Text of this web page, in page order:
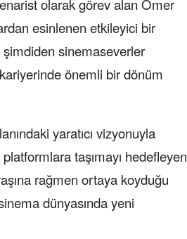
olarak görev alan Ömer
esinlenen etkileyici bir
şimdiden sinemaseverler
önemli bir dönüm
yaratıcı vizyonuyla
taşımayı hedefleyen
rağmen ortaya koyduğu
dünyasında yeni